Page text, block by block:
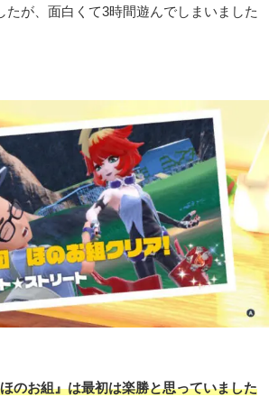
たが、面白くて3時間遊んでしまいました
のお組』は最初は楽勝と思っていました